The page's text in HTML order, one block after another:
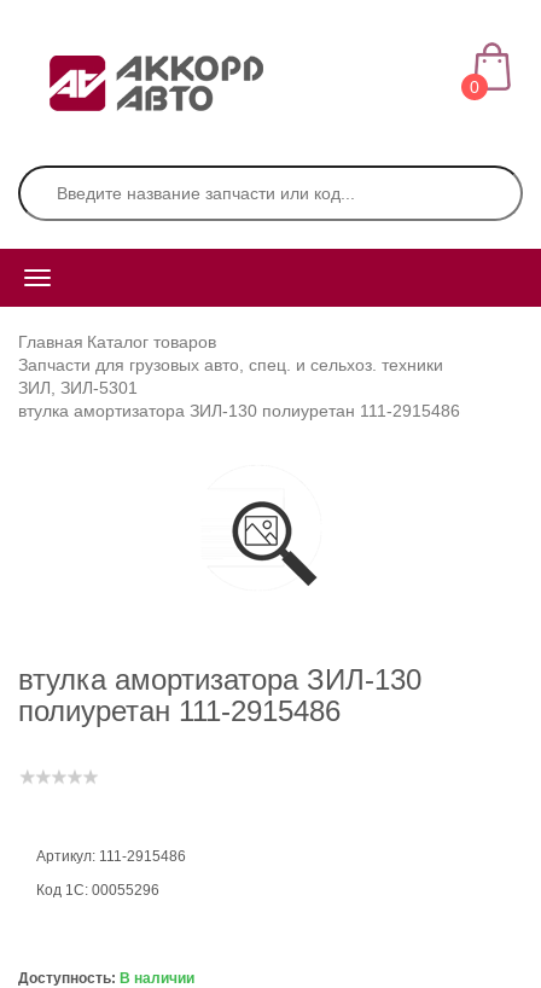
0
Главная Каталог товаров
Запчасти для грузовых авто, спец. и сельхоз. техники
ЗИЛ, ЗИЛ-5301
втулка амортизатора ЗИЛ-130 полиуретан 111-2915486
втулка амортизатора ЗИЛ-130
полиуретан 111-2915486
Артикул: 111-2915486
Код 1С: 00055296
Доступность: В наличии